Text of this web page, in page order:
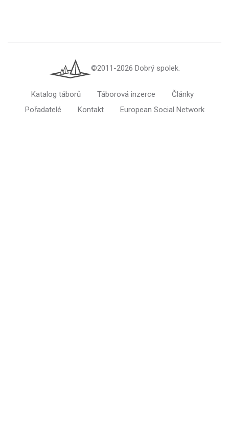
©2011-2026 Dobrý spolek.
Katalog táborů Táborová inzerce
Články
Pořadatelé
Kontakt European Social Network